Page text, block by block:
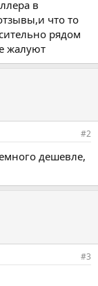
в
что то
рядом
жалуют
#2
дешевле,
#3